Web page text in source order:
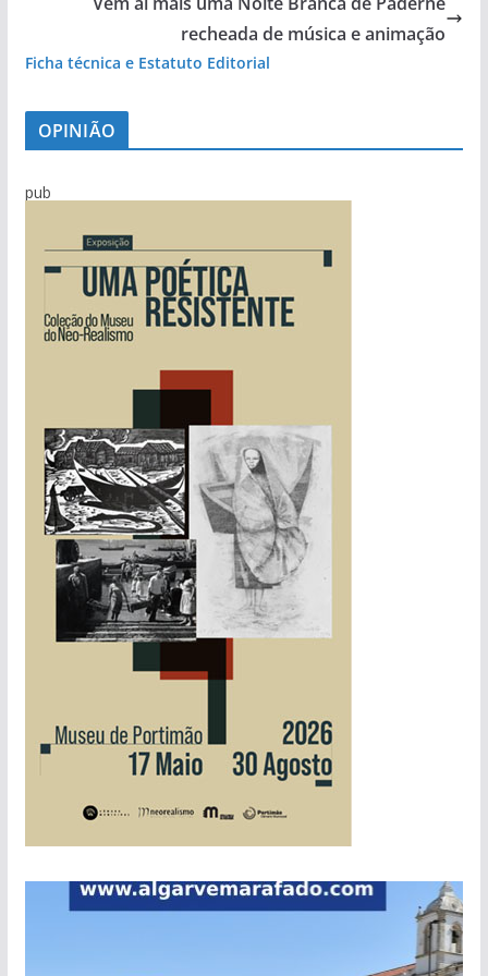
recheada de música e animação
Ficha técnica e Estatuto Editorial
OPINIÃO
pub